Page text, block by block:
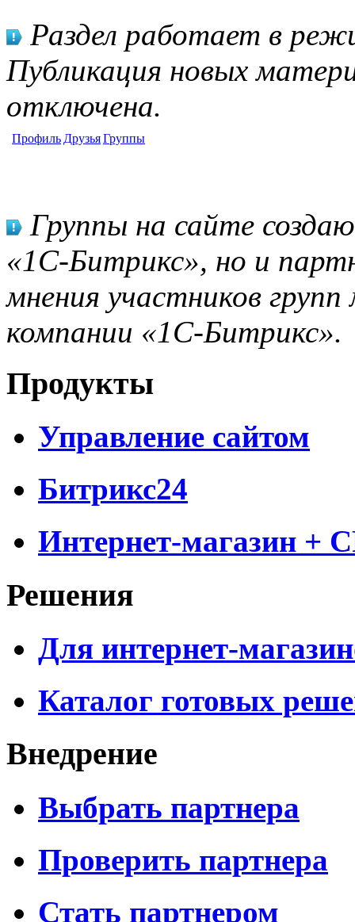
Раздел работает в
Публикация новых
отключена.
Профиль ДрузьяГруппы
Группы на сайте
«1С-Битрикс», но и
мнения участников
компании «1С-Битрикс».
Продукты
Управление сайтом
Битрикс24
Интернет-магазин +
Решения
Для интернет-
Каталог готовых
Внедрение
Выбрать партнера
Проверить партнера
Стать партнером